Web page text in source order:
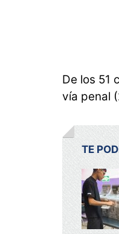
De los 51
vía penal
TE